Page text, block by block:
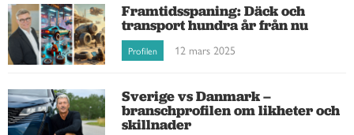
Framtidsspaning: Däck och
transport hundra år från nu
Profilen 12 mars 2025
Sverige vs Danmark –
branschprofilen om likheter och
skillnader